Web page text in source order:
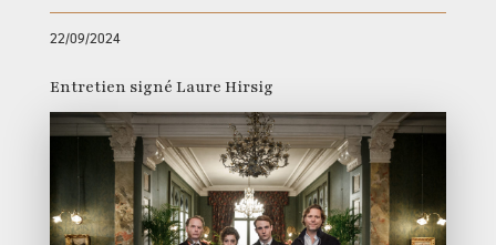
22/09/2024
Entretien signé Laure Hirsig